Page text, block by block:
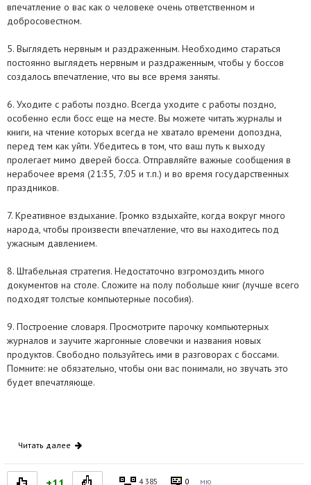
впечатление о вас как о человеке очень ответственном и
добросовестном.
5. Выглядеть нервным и раздраженным. Необходимо стараться
постоянно выглядеть нервным и раздраженным, чтобы у боссов
создалось впечатление, что вы все время заняты.
6. Уходите с работы поздно. Всегда уходите с работы поздно,
особенно если босс еще на месте. Вы можете читать журналы и
книги, на чтение которых всегда не хватало времени допоздна,
перед тем как уйти. Убедитесь в том, что ваш путь к выходу
пролегает мимо дверей босса. Отправляйте важные сообщения в
нерабочее время (21:35, 7:05 и т.п.) и во время государственных
праздников.
7. Креативное вздыхание. Громко вздыхайте, когда вокруг много
народа, чтобы произвести впечатление, что вы находитесь под
ужасным давлением.
8. Штабельная стратегия. Недостаточно взгромоздить много
документов на столе. Сложите на полу побольше книг (лучше всего
подходят толстые компьютерные пособия).
9. Построение словаря. Просмотрите парочку компьютерных
журналов и заучите жаргонные словечки и названия новых
продуктов. Свободно пользуйтесь ими в разговорах с боссами.
Помните: не обязательно, чтобы они вас понимали, но звучать это
будет впечатляюще.
Читать далее
4 385 0 мю